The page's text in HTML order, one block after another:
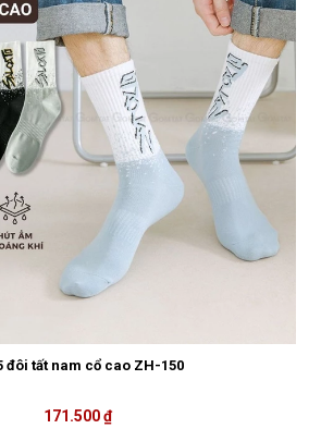
đôi tất nam cổ cao ZH-150
171.500 ₫